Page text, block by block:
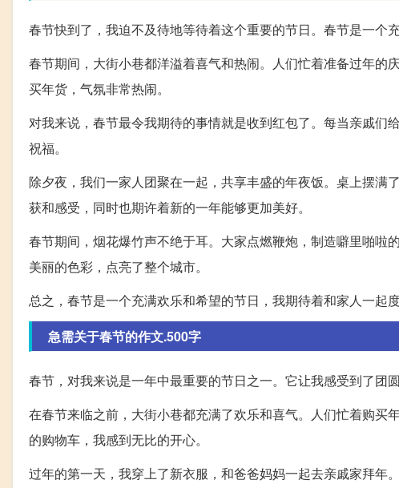
春节快到了，我迫不及待地等待着这个重要的节日。春节是一个
春节期间，大街小巷都洋溢着喜气和热闹。人们忙着准备过年
买年货，气氛非常热闹。
对我来说，春节最令我期待的事情就是收到红包了。每当亲戚
祝福。
除夕夜，我们一家人团聚在一起，共享丰盛的年夜饭。桌上摆
获和感受，同时也期许着新的一年能够更加美好。
春节期间，烟花爆竹声不绝于耳。大家点燃鞭炮，制造噼里啪啦
美丽的色彩，点亮了整个城市。
总之，春节是一个充满欢乐和希望的节日，我期待着和家人一起
急需关于春节的作文.500字
春节，对我来说是一年中最重要的节日之一。它让我感受到了团
在春节来临之前，大街小巷都充满了欢乐和喜气。人们忙着购
的购物车，我感到无比的开心。
过年的第一天，我穿上了新衣服，和爸爸妈妈一起去亲戚家拜